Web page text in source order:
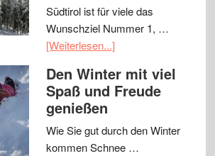
Südtirol ist für viele das
Wunschziel Nummer 1, …
[Weiterlesen...]
Den Winter mit viel
Spaß und Freude
genießen
Wie Sie gut durch den Winter
kommen Schnee …